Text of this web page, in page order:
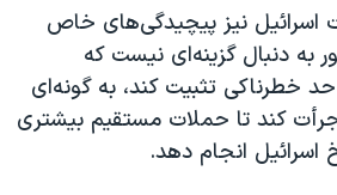
اسرائیل نیز پیچیدگی‌های خاص
به دنبال گزینه‌ای نیست که
خطرناکی تثبیت کند، به‌ گونه‌ای
کند تا حملات مستقیم بیشتری
اسرائیل انجام دهد.